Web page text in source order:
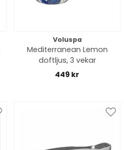
Voluspa
Mediterranean Lemon
doftljus, 3 vekar
449 kr